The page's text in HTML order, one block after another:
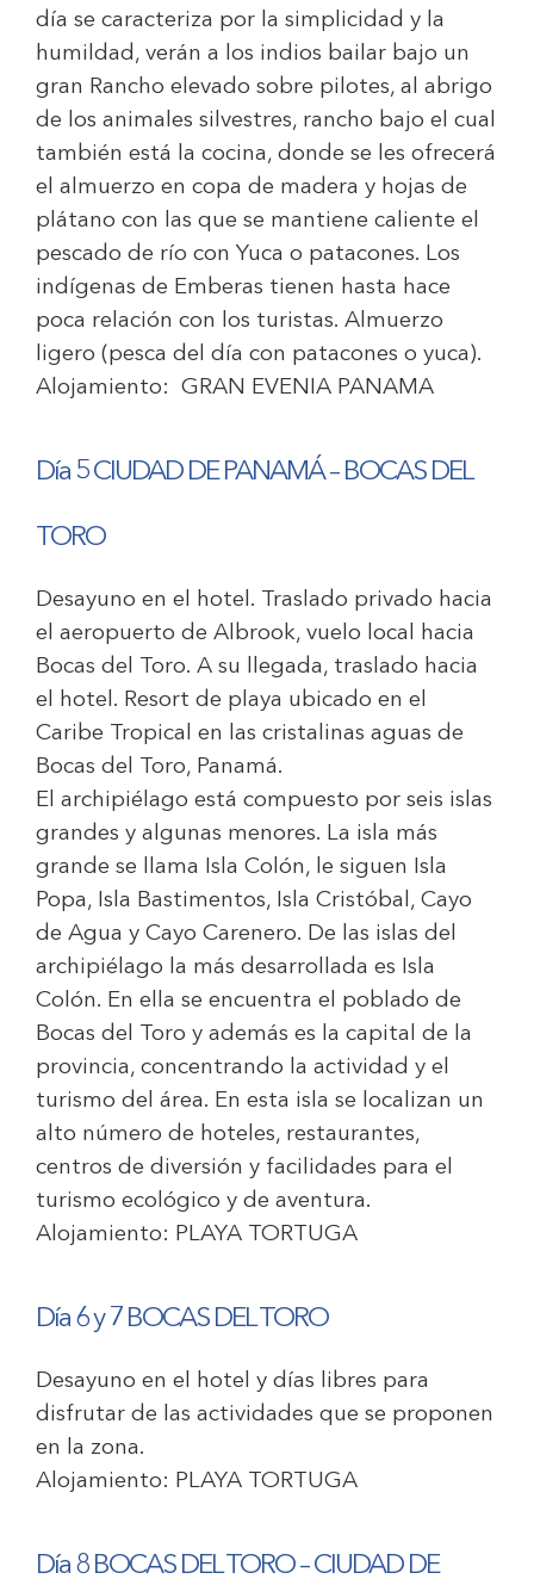
día se caracteriza por la simplicidad y la
humildad, verán a los indios bailar bajo un
gran Rancho elevado sobre pilotes, al abrigo
de los animales silvestres, rancho bajo el cual
también está la cocina, donde se les ofrecerá
el almuerzo en copa de madera y hojas de
plátano con las que se mantiene caliente el
pescado de río con Yuca o patacones. Los
indígenas de Emberas tienen hasta hace
poca relación con los turistas. Almuerzo
ligero (pesca del día con patacones o yuca).
Alojamiento:
GRAN EVENIA PANAMA
Día 5 CIUDAD DE PANAMÁ – BOCAS DEL
TORO
Desayuno en el hotel. Traslado privado hacia
el aeropuerto de Albrook, vuelo local hacia
Bocas del Toro. A su llegada, traslado hacia
el hotel. Resort de playa ubicado en el
Caribe Tropical en las cristalinas aguas de
Bocas del Toro, Panamá.
El archipiélago está compuesto por seis islas
grandes y algunas menores. La isla más
grande se llama Isla Colón, le siguen Isla
Popa, Isla Bastimentos, Isla Cristóbal, Cayo
de Agua y Cayo Carenero. De las islas del
archipiélago la más desarrollada es Isla
Colón. En ella se encuentra el poblado de
Bocas del Toro y además es la capital de la
provincia, concentrando la actividad y el
turismo del área. En esta isla se localizan un
alto número de hoteles, restaurantes,
centros de diversión y facilidades para el
turismo ecológico y de aventura.
Alojamiento: PLAYA TORTUGA
Día 6 y 7 BOCAS DEL TORO
Desayuno en el hotel y días libres para
disfrutar de las actividades que se proponen
en la zona.
Alojamiento: PLAYA TORTUGA
Día 8 BOCAS DEL TORO – CIUDAD DE